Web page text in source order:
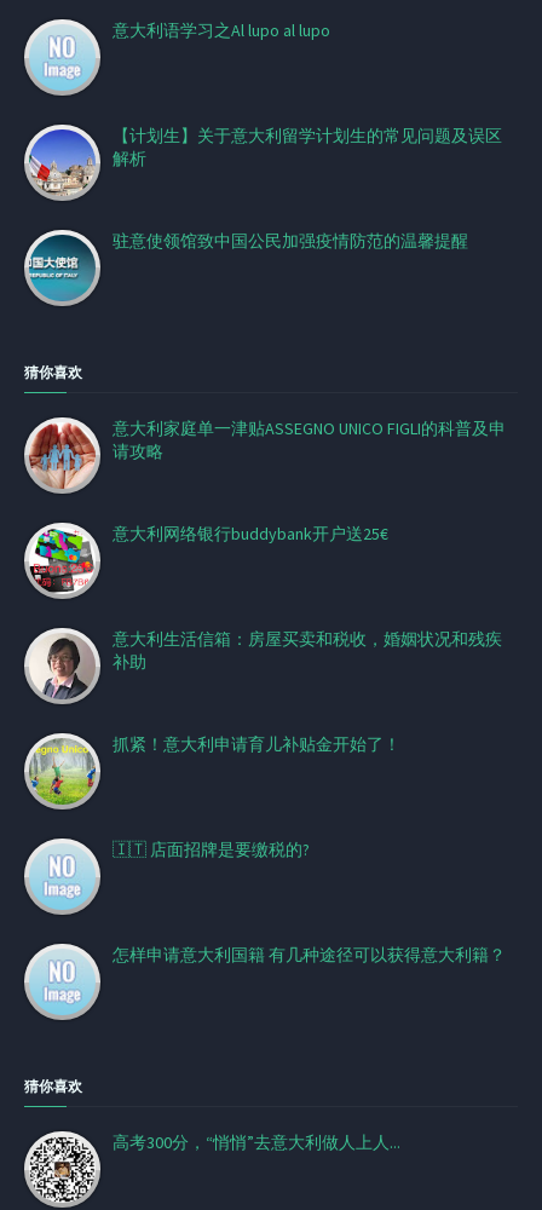
意大利语学习之Al lupo al lupo
【计划生】关于意大利留学计划生的常见问题及误区
解析
驻意使领馆致中国公民加强疫情防范的温馨提醒
猜你喜欢
意大利家庭单一津贴ASSEGNO UNICO FIGLI的科普及申
请攻略
意大利网络银行buddybank开户送25€
意大利生活信箱：房屋买卖和税收，婚姻状况和残疾
补助
抓紧！意大利申请育儿补贴金开始了！
🇮🇹 店面招牌是要缴税的?
怎样申请意大利国籍 有几种途径可以获得意大利籍？
猜你喜欢
高考300分，“悄悄”去意大利做人上人...